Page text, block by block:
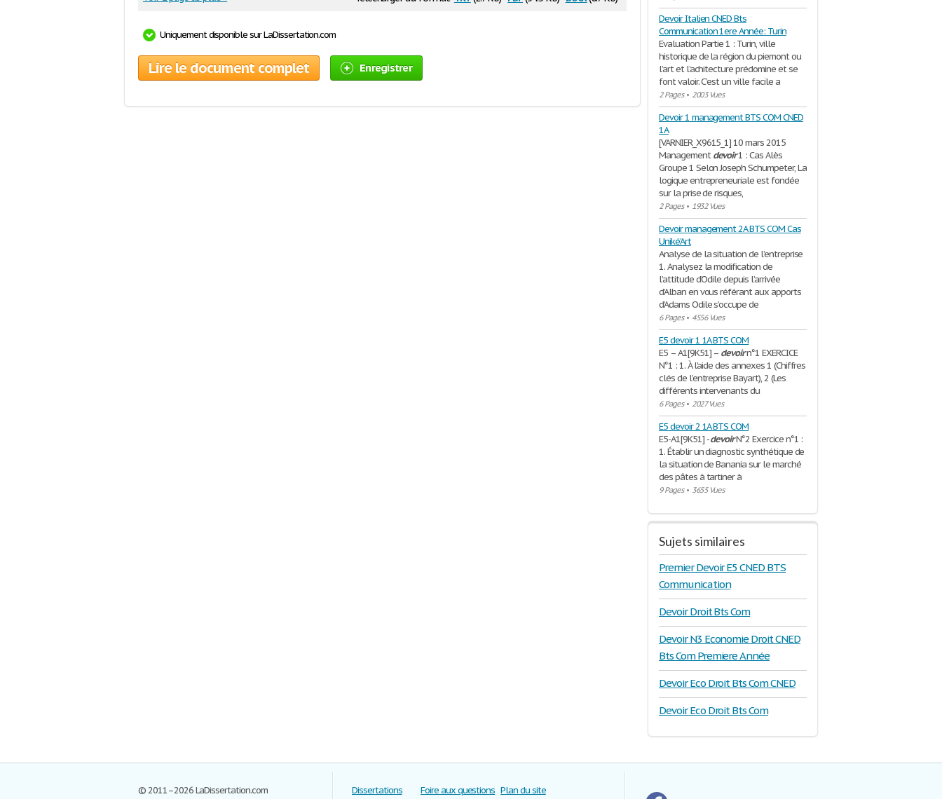
Uniquement disponible sur LaDissertation.com
Lire le document complet Enregistrer
Devoir Italien CNED Bts
Communication 1ere Année: Turin
Evaluation Partie 1 : Turin, ville
historique de la région du piemont ou
l’art et l’achitecture prédomine et se
font valoir. C’est un ville facile a
2 Pages• 2003 Vues
Devoir 1 management BTS COM CNED
1A
[VARNIER_X9615_1] 10 mars 2015
Managementdevoir1 : Cas Alès
Groupe 1 Selon Joseph Schumpeter, La
logique entrepreneuriale est fondée
sur la prise de risques,
2 Pages• 1932 Vues
Devoir management 2A BTS COM Cas
Uniké'Art
Analyse de la situation de l’entreprise
1. Analysez la modification de
l’attitude d’Odile depuis l’arrivée
d’Alban en vous référant aux apports
d’Adams Odile s’occupe de
6 Pages• 4556 Vues
E5 devoir 1 1A BTS COM
E5 – A1[9K51] – devoirn°1 EXERCICE
N°1 : 1. À l’aide des annexes 1 (Chiffres
clés de l’entreprise Bayart), 2 (Les
différents intervenants du
6 Pages• 2027 Vues
E5 devoir 2 1A BTS COM
E5-A1[9K51] -devoirN°2 Exercice n°1 :
1. Établir un diagnostic synthétique de
la situation de Banania sur le marché
des pâtes à tartiner à
9 Pages• 3655 Vues
Sujets similaires
Premier Devoir E5 CNED BTS
Communication
Devoir Droit Bts Com
Devoir N3 Economie Droit CNED
Bts Com Premiere Année
Devoir Eco Droit Bts Com CNED
Devoir Eco Droit Bts Com
© 2011–2026 LaDissertation.com
Dissertations
Foire aux questions Plan du site